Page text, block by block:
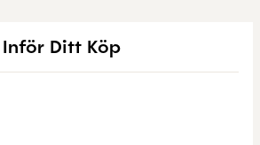
Inför Ditt Köp